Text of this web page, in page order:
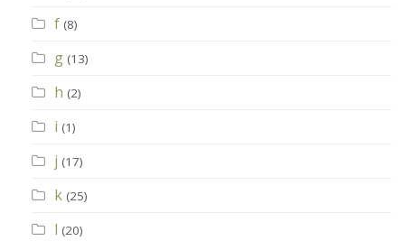
f (8)
g (13)
h (2)
i (1)
j (17)
k (25)
l (20)